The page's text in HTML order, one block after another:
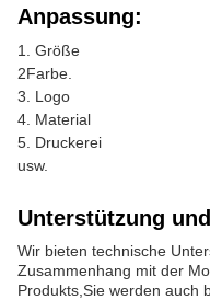
Anpassung:
1. Größe
2Farbe.
3. Logo
4. Material
5. Druckerei
usw.
Unterstützung
Wir bieten technische
Zusammenhang mit der
Produkts,Sie werden auch